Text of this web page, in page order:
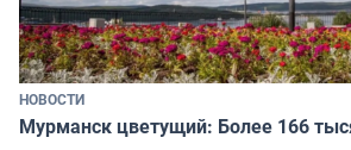
НОВОСТИ
Мурманск цветущий: Более 166